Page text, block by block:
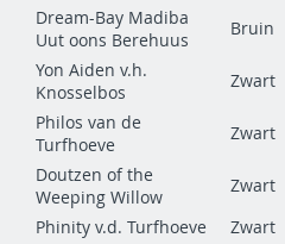
Dream-Bay Madiba
Uut oons Berehuus
Bruin
Yon Aiden v.h.
Knosselbos
Zwart
Philos van de
Turfhoeve
Zwart
Doutzen of the
Weeping Willow
Zwart
Phinity v.d. Turfhoeve
Zwart